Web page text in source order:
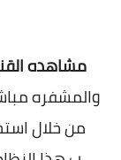
مشاهده
والمشفره
من خلال